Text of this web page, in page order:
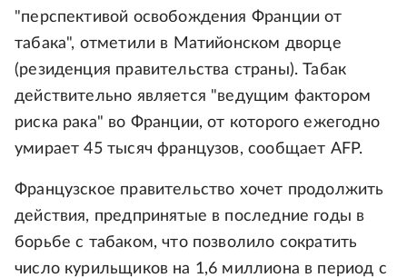
"перспективой освобождения Франции от
табака", отметили в Матийонском дворце
(резиденция правительства страны). Табак
действительно является "ведущим фактором
риска рака" во Франции, от которого ежегодно
умирает 45 тысяч французов, сообщает AFP.
Французское правительство хочет продолжить
действия, предпринятые в последние годы в
борьбе с табаком, что позволило сократить
число курильщиков на 1,6 миллиона в период с